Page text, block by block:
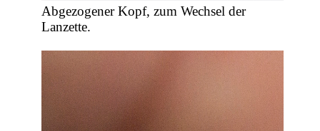
Abgezogener Kopf, zum Wechsel der
Lanzette.